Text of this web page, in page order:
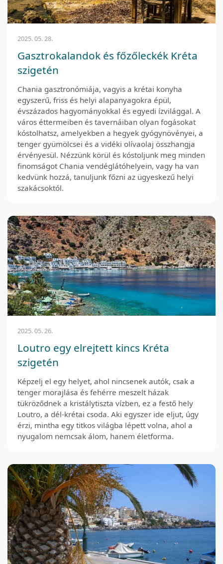
2025. 05. 28.
Gasztrokalandok és főzőleckék Kréta
szigetén
Chania gasztronómiája, vagyis a krétai konyha
egyszerű, friss és helyi alapanyagokra épül,
évszázados hagyományokkal és egyedi ízvilággal. A
város éttermeiben és tavernáiban olyan fogásokat
kóstolhatsz, amelyekben a hegyek gyógynövényei, a
tenger gyümölcsei és a vidéki olívaolaj összhangja
érvényesül. Nézzünk körül és kóstoljunk meg minden
finomságot Chania vendéglátóhelyein, vagy ha van
kedvünk hozzá, tanuljunk főzni az ügyeskezű helyi
szakácsoktól.
2025. 05. 26.
Loutro egy elrejtett kincs Kréta
szigetén
Képzelj el egy helyet, ahol nincsenek autók, csak a
tenger morajlása és fehérre meszelt házak
tükröződnek a kristálytiszta vízben, ez a festő hely
Loutro, a dél-krétai csoda. Aki egyszer ide eljut, úgy
érzi, mintha egy titkos világba lépett volna, ahol a
nyugalom nemcsak álom, hanem életforma.